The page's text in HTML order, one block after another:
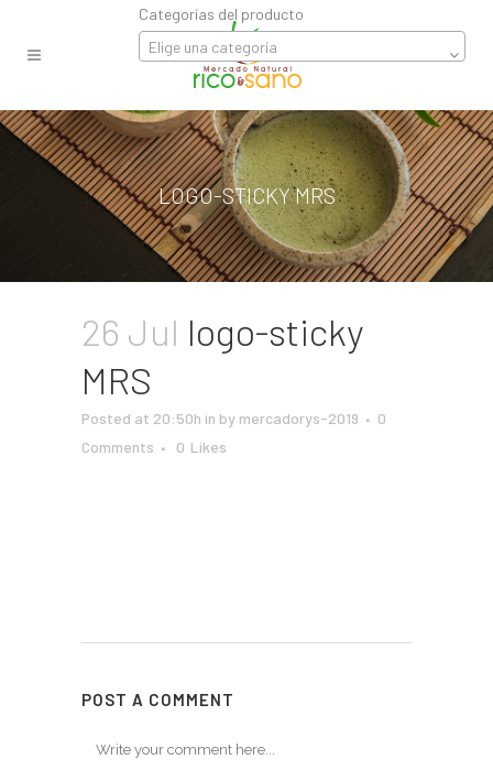
Categorías del producto
Elige una categoría
LOGO-STICKY MRS
26 Jul logo-sticky
MRS
Posted at 20:50h in by mercadorys-2019
0
Comments
0 Likes
POST A COMMENT